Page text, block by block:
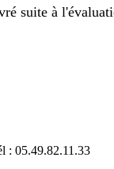
suite à
: 05.49.82.11.33